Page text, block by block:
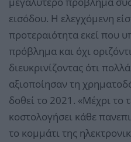
εισόδου. Η ελεγχόμενη
προτεραιότητα εκεί που
πρόβλημα και όχι
διευκρινίζοντας ότι
αξιοποίησαν τη
δοθεί το 2021. «Μέχρι το
κοστολογήσει κάθε
το κομμάτι της